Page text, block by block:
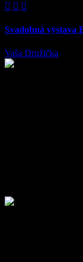
  
Svadobná výstava
Vaša Družička